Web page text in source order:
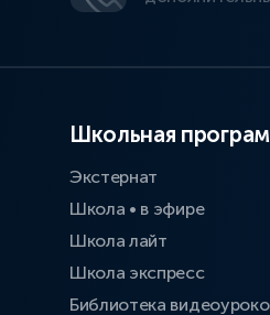
Школьная
Экстернат
Школа • в эфире
Школа лайт
Школа экспресс
Библиотека